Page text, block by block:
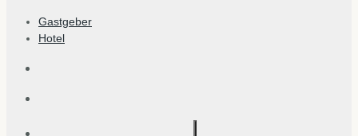
Gastgeber
Hotel